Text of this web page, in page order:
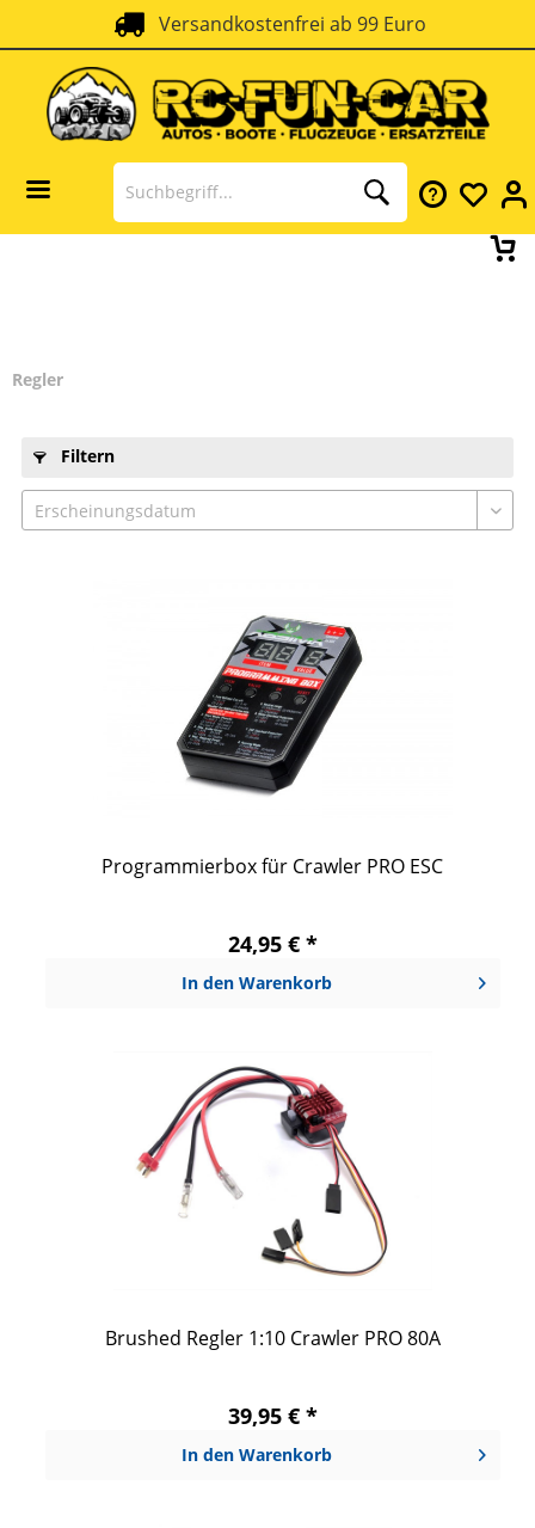
Versandkostenfrei ab 99 Euro
SSL Verschlüsselung
Regler
Filtern
Programmierbox für Crawler PRO ESC
24,95 € *
In den Warenkorb
Brushed Regler 1:10 Crawler PRO 80A
39,95 € *
In den Warenkorb